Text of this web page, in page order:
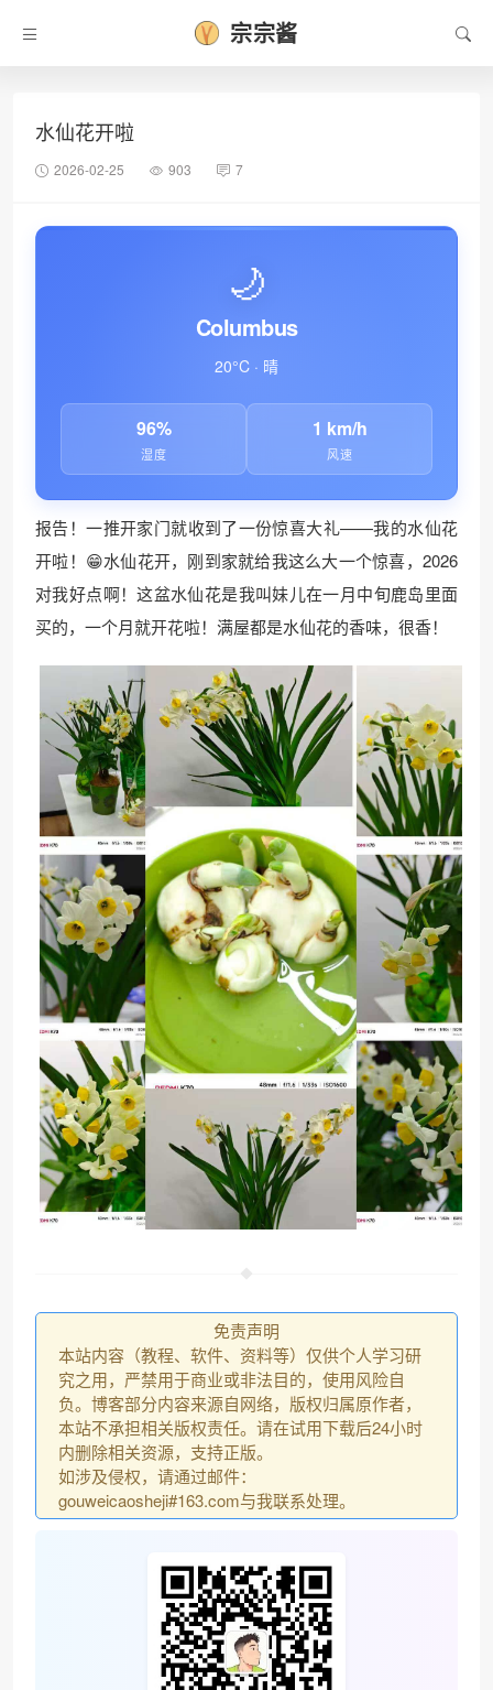
宗宗酱
水仙花开啦
2026-02-25 903 7
🌙
Columbus
20°C · 晴
96%
湿度
1 km/h
风速
报告！一推开家门就收到了一份惊喜大礼——我的水仙花
开啦！😁水仙花开，刚到家就给我这么大一个惊喜，2026
对我好点啊！这盆水仙花是我叫妹儿在一月中旬鹿岛里面
买的，一个月就开花啦！满屋都是水仙花的香味，很香！
免责声明
本站内容（教程、软件、资料等）仅供个人学习研
究之用，严禁用于商业或非法目的，使用风险自
负。博客部分内容来源自网络，版权归属原作者，
本站不承担相关版权责任。请在试用下载后24小时
内删除相关资源，支持正版。
如涉及侵权，请通过邮件：
gouweicaosheji#163.com与我联系处理。